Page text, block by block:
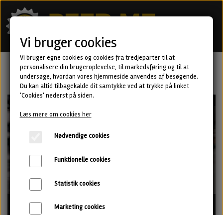
Mad Scientist kolbe-glas
Vi bruger cookies
Vi bruger egne cookies og cookies fra tredjeparter til at
personalisere din brugeroplevelse, til markedsføring og til at
undersøge, hvordan vores hjemmeside anvendes af besøgende.
Du kan altid tilbagekalde dit samtykke ved at trykke på linket
'Cookies' nederst på siden.
Læs mere om cookies her
Nødvendige cookies
Funktionelle cookies
Statistik cookies
Marketing cookies